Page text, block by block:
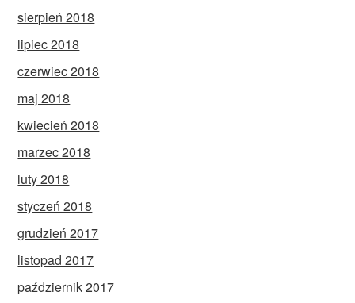
sierpień 2018
lipiec 2018
czerwiec 2018
maj 2018
kwiecień 2018
marzec 2018
luty 2018
styczeń 2018
grudzień 2017
listopad 2017
październik 2017